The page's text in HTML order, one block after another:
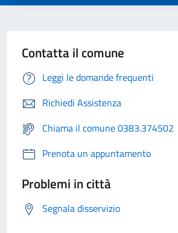
Contatta il comune
Leggi le domande frequenti
Richiedi Assistenza
Chiama il comune 0383.374502
Prenota un appuntamento
Problemi in città
Segnala disservizio